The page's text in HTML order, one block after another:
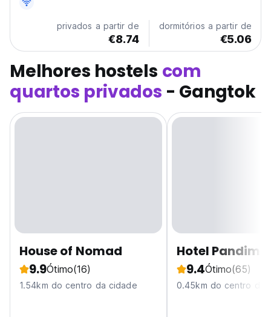
privados a partir de
€8.74
dormitórios a partir de
€5.06
Melhores hostels com
quartos privados - Gangtok
House of Nomad
9.9Ótimo(16)
1.54km do centro da cidade
Hotel Pandim
9.4Ótimo(65)
0.45km do centro da